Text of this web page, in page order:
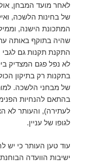
לאחר מועד המבחן,
של בחינות הלשכה,
המתכונת הישנה,
התקנת תקנות גם לגבי
לא נפל פגם המצדיק
בתקנות רק בתיקון
של מבחני הלשכה.
בהתאם להנחיות
לעתירה), והעותר לא
לגופו של עניין.
עוד טען העותר כי יש
ישיבות הוועדה